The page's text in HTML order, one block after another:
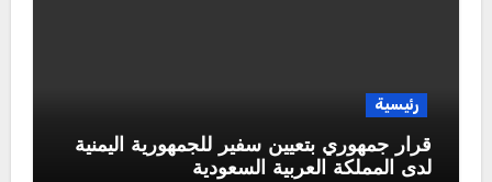
رئيسية
قرار جمهوري بتعيين سفير للجمهورية اليمنية
لدى المملكة العربية السعودية